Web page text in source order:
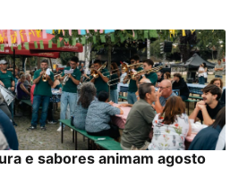
e sabores animam agosto